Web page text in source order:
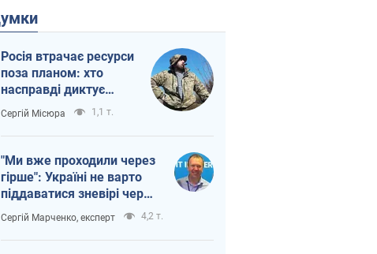
Думки
Росія втрачає ресурси
поза планом: хто
насправді диктує
темп війни
Сергій Місюра 1,1 т.
"Ми вже проходили через
гірше": Україні не варто
піддаватися зневірі через
ракетний терор
Сергій Марченко, експерт 4,2 т.